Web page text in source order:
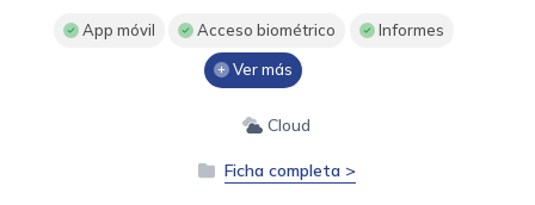
App móvil Acceso biométrico Informes
Ver más
Cloud
Ficha completa >